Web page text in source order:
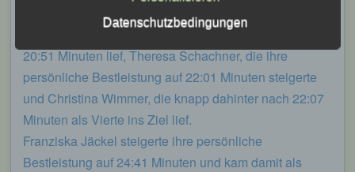
sich die mehrfache bayerische Meisterin Anna Drexler
den Sieg vor ihren Vereinskameradin Marion Kopp, die
20:51 Minuten lief, Theresa Schachner, die ihre
persönliche Bestleistung auf 22:01 Minuten steigerte
und Christina Wimmer, die knapp dahinter nach 22:07
Minuten als Vierte ins Ziel lief.
Franziska Jäckel steigerte ihre persönliche
Bestleistung auf 24:41 Minuten und kam damit als
Leichtathletik Gemeinschaft Passau
Göttweiger Str. 45
94032 Passau
Deutschland
E-Mail: info@lgpassau.de
Datenschutzbedingungen